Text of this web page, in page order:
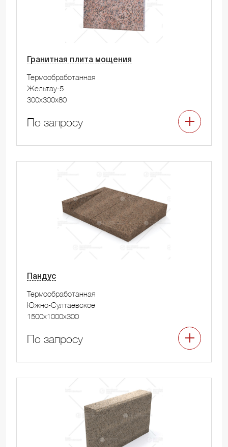
Гранитная плита мощения
Термообработанная
Жельтау-5
300x300x80
По запросу
Пандус
Термообработанная
Южно-Султаевское
1500x1000x300
По запросу